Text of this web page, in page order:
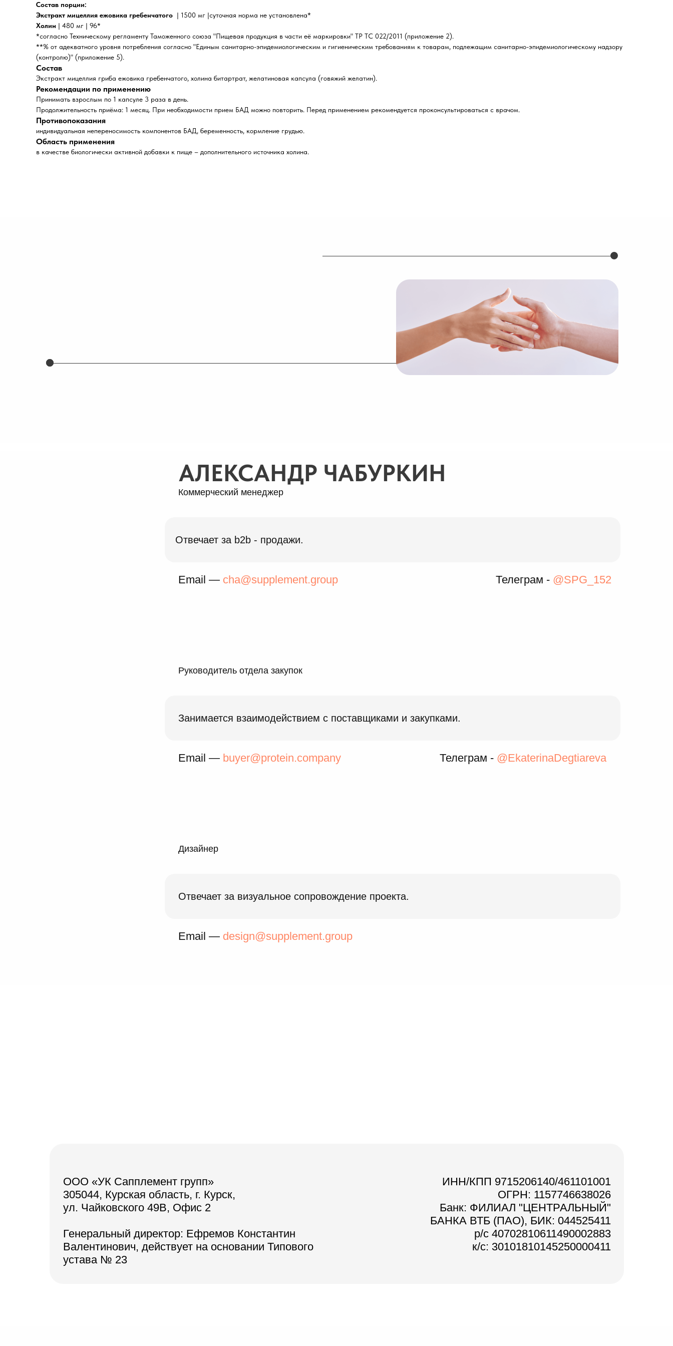
Состав порции:
Экстракт мицеллия ежовика гребенчатого | 1500 мг |суточная норма не установлена*
Холин | 480 мг | 96*
*согласно Техническому регламенту Таможенного союза "Пищевая продукция в части её маркировки" ТР ТС 022/2011 (приложение 2).
**% от адекватного уровня потребления согласно "Единым санитарно-эпидемиологическим и гигиеническим требованиям к товарам, подлежащим санитарно-эпидемиологическому надзору
(контролю)" (приложение 5).
Состав
Экстракт мицеллия гриба ежовика гребенчатого, холина битартрат, желатиновая капсула (говяжий желатин).
Рекомендации по применению
Принимать взрослым по 1 капсуле 3 раза в день.
Продолжительность приёма: 1 месяц. При необходимости прием БАД можно повторить. Перед применением рекомендуется проконсультироваться с врачом.
Противопоказания
индивидуальная непереносимость компонентов БАД, беременность, кормление грудью.
Область применения
в качестве биологически активной добавки к пище – дополнительного источника холина.
Коммерческий менеджер
Отвечает за b2b - продажи.
Email — cha@supplement.group
АЛЕКСАНДР ЧАБУРКИН
Телеграм - @SPG_152
Руководитель отдела закупок
Занимается взаимодействием с поставщиками и закупками.
Email — buyer@protein.company Телеграм - @EkaterinaDegtiareva
Дизайнер
Отвечает за визуальное сопровождение проекта.
Email — design@supplement.group
ООО «УК Сапплемент групп»
305044, Курская область, г. Курск,
ул. Чайковского 49В, Офис 2
Генеральный директор: Ефремов Константин
Валентинович, действует на основании Типового
устава № 23
ИНН/КПП 9715206140/461101001
ОГРН: 1157746638026
Банк: ФИЛИАЛ "ЦЕНТРАЛЬНЫЙ"
БАНКА ВТБ (ПАО), БИК: 044525411
р/с 40702810611490002883
к/с: 30101810145250000411